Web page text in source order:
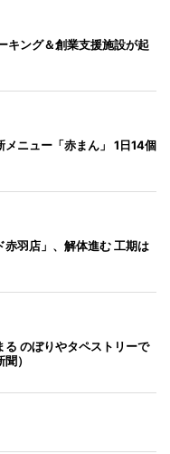
キング＆創業支援施設が起
ニュー「赤まん」 1日14個
赤羽店」、解体進む 工期は
のぼりやタペストリーで
）